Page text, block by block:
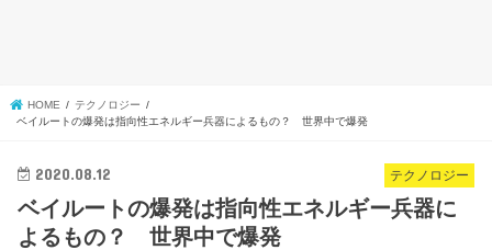
HOME
テクノロジー
ベイルートの爆発は指向性エネルギー兵器によるもの？ 世界中で爆発
テクノロジー
2020.08.12
ベイルートの爆発は指向性エネルギー兵器に
よるもの？ 世界中で爆発